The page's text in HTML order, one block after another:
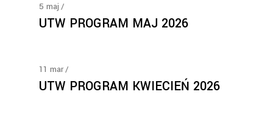
5 maj
UTW PROGRAM MAJ 2026
11 mar
UTW PROGRAM KWIECIEŃ 2026